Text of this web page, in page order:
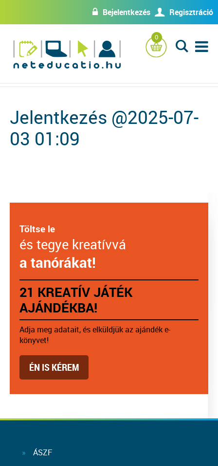
w Bejelentkezés U Regisztráció
0
L
Jelentkezés @2025-07-
03 01:09
Töltse le
és tegye kreatívvá
a tanórákat!
21 KREATÍV JÁTÉK
AJÁNDÉKBA!
Adja meg adatait, és elküldjük az ajándék e-
könyvet!
ÉN IS KÉREM
ÁSZF